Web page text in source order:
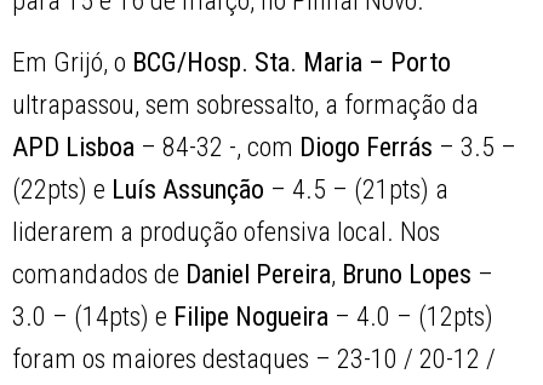
Em Grijó, o BCG/Hosp. Sta. Maria – Porto
ultrapassou, sem sobressalto, a formação da
APD Lisboa – 84-32 -, com Diogo Ferrás – 3.5 –
(22pts) e Luís Assunção – 4.5 – (21pts) a
liderarem a produção ofensiva local. Nos
comandados de Daniel Pereira, Bruno Lopes –
3.0 – (14pts) e Filipe Nogueira – 4.0 – (12pts)
foram os maiores destaques – 23-10 / 20-12 /